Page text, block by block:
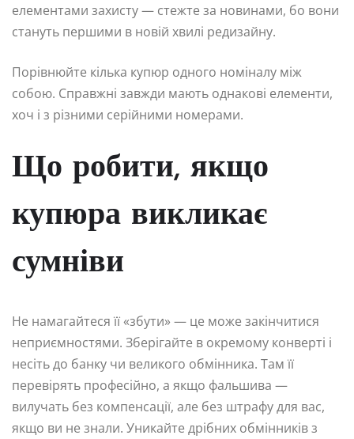
елементами захисту — стежте за новинами, бо вони
стануть першими в новій хвилі редизайну.
Порівнюйте кілька купюр одного номіналу між
собою. Справжні завжди мають однакові елементи,
хоч і з різними серійними номерами.
Що робити, якщо
купюра викликає
сумніви
Не намагайтеся її «збути» — це може закінчитися
неприємностями. Зберігайте в окремому конверті і
несіть до банку чи великого обмінника. Там її
перевірять професійно, а якщо фальшива —
вилучать без компенсації, але без штрафу для вас,
якщо ви не знали. Уникайте дрібних обмінників з